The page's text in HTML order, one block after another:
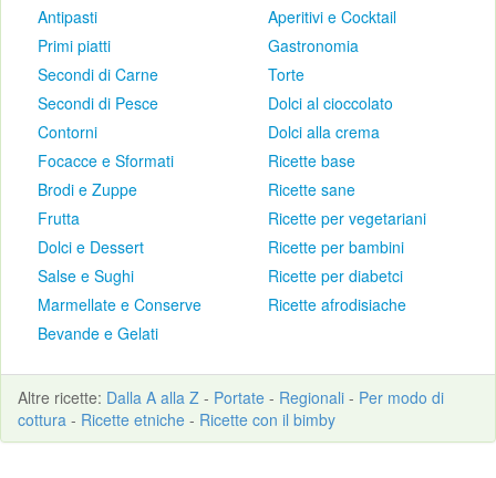
Antipasti
Primi piatti
Secondi di Carne
Secondi di Pesce
Contorni
Focacce e Sformati
Brodi e Zuppe
Frutta
Dolci e Dessert
Salse e Sughi
Marmellate e Conserve
Bevande e Gelati
Aperitivi e Cocktail
Gastronomia
Torte
Dolci al cioccolato
Dolci alla crema
Ricette base
Ricette sane
Ricette per vegetariani
Ricette per bambini
Ricette per diabetci
Ricette afrodisiache
Altre ricette: Dalla A alla Z - Portate - Regionali - Per modo di
cottura - Ricette etniche - Ricette con il bimby